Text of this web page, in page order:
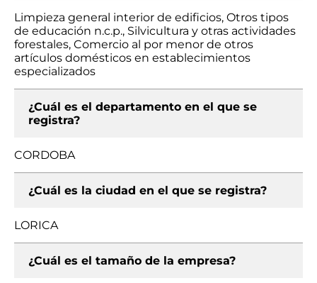
Limpieza general interior de edificios, Otros tipos
de educación n.c.p., Silvicultura y otras actividades
forestales, Comercio al por menor de otros
artículos domésticos en establecimientos
especializados
¿Cuál es el departamento en el que se
registra?
CORDOBA
¿Cuál es la ciudad en el que se registra?
LORICA
¿Cuál es el tamaño de la empresa?